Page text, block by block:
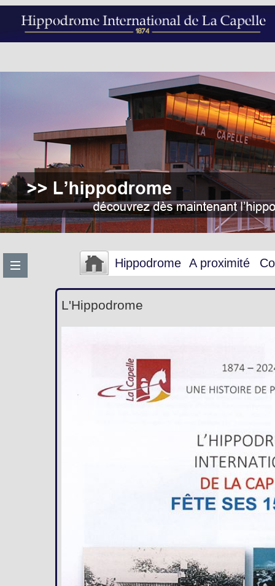
Hippodrome A proximité
L'Hippodrome